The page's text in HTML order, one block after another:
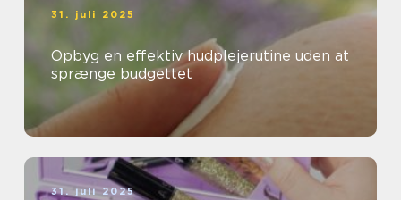
31. juli 2025
Opbyg en effektiv hudplejerutine uden at
sprænge budgettet
31. juli 2025